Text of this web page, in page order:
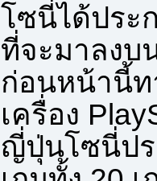
โซนี่ได้ประ
ที่จะมาลงบ
ก่อนหน้านี้ท
เครื่อง
ญี่ปุ่นโซนี่ปร